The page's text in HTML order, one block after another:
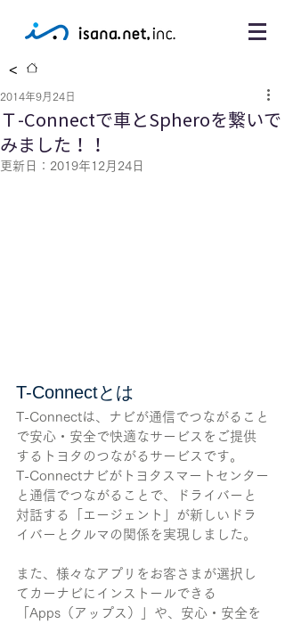
<
Ｔ-Connectで車とSpheroを繋いで
みました！！
2014年9月24日
更新日： 2019年12月24日
T-Connectとは
T-Connectは、ナビが通信でつながること
で安心・安全で快適なサービスをご提供
するトヨタのつながるサービスです。
T-Connectナビがトヨタスマートセンター
と通信でつながることで、ドライバーと
対話する「エージェント」が新しいドラ
イバーとクルマの関係を実現しました。
また、様々なアプリをお客さまが選択し
てカーナビにインストールできる
「Apps（アップス）」や、安心・安全を